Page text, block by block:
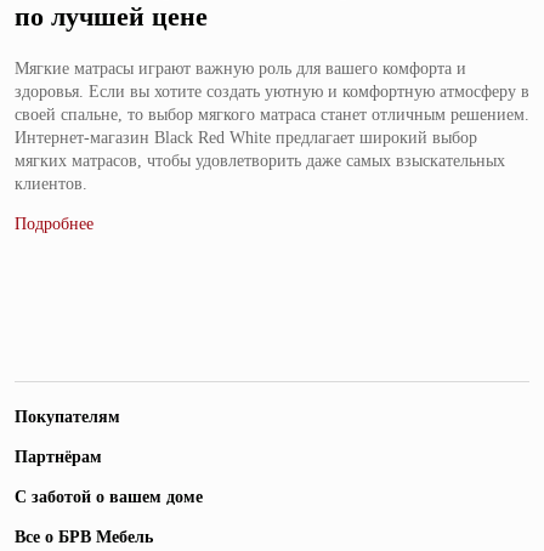
по лучшей цене
Мягкие матрасы играют важную роль для вашего комфорта и
здоровья. Если вы хотите создать уютную и комфортную атмосферу в
своей спальне, то выбор мягкого матраса станет отличным решением.
Интернет-магазин Black Red White предлагает широкий выбор
мягких матрасов, чтобы удовлетворить даже самых взыскательных
клиентов.
Покупателям
Партнёрам
С заботой о вашем доме
Все о БРВ Мебель